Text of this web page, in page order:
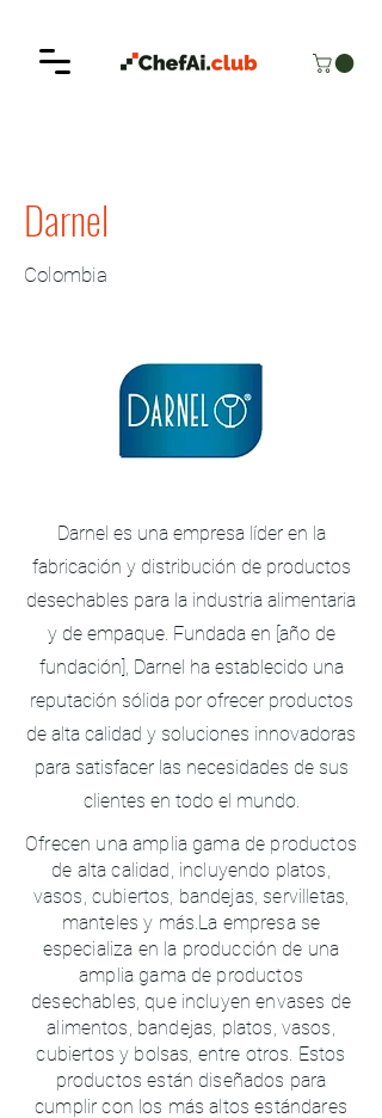
Darnel
Colombia
Darnel es una empresa líder en la
fabricación y distribución de productos
desechables para la industria alimentaria
y de empaque. Fundada en [año de
fundación], Darnel ha establecido una
reputación sólida por ofrecer productos
de alta calidad y soluciones innovadoras
para satisfacer las necesidades de sus
clientes en todo el mundo.
Ofrecen una amplia gama de productos
de alta calidad, incluyendo platos,
vasos, cubiertos, bandejas, servilletas,
manteles y más.La empresa se
especializa en la producción de una
amplia gama de productos
desechables, que incluyen envases de
alimentos, bandejas, platos, vasos,
cubiertos y bolsas, entre otros. Estos
productos están diseñados para
cumplir con los más altos estándares